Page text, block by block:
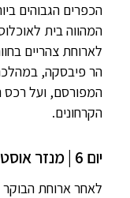
הכפרים הגבוהים
המהווה בית
לארוחת צהריים
הר פיבסקה,
המפורסם, ועל רכס
הקרחונים.
יום 6 | מנזר אוסטרוג – בודווה
לאחר ארוחת הבוקר